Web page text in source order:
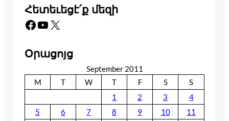
Հետեւեցէ՛ք մեզի
Facebook YouTube X
Օրացոյց
September 2011
M
T W T F S
S
1
2 3
4
5
6 7 8 9 10
11